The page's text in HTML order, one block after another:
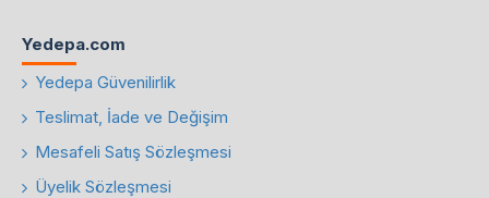
Yedepa.com
Yedepa Güvenilirlik
Teslimat, İade ve Değişim
Mesafeli Satış Sözleşmesi
Üyelik Sözleşmesi